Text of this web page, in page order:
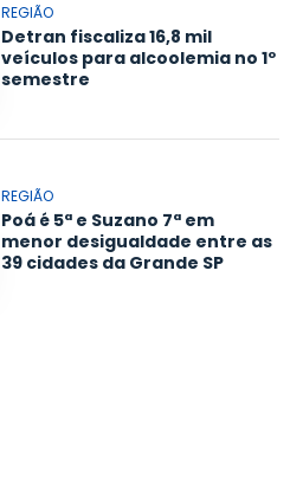
REGIÃO
Detran fiscaliza 16,8 mil
veículos para alcoolemia no 1º
semestre
REGIÃO
Poá é 5ª e Suzano 7ª em
menor desigualdade entre as
39 cidades da Grande SP